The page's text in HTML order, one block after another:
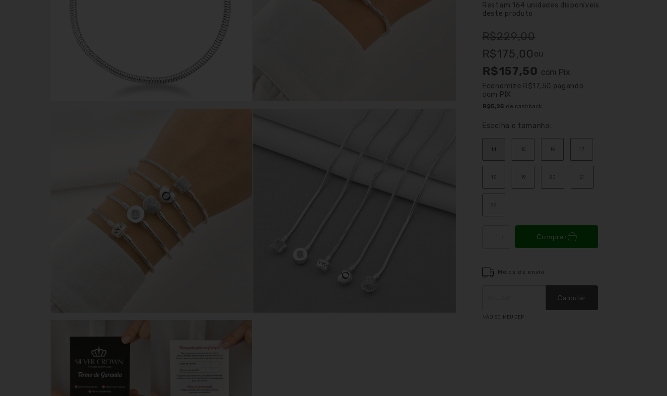
Restam 164 unidades disponíveis
deste produto
R$229,00
R$175,00 ou
R$157,50 com Pix
Economize R$17,50 pagando
com PIX
R$5,25 de cashback
Escolha o tamanho:
14 15 16 17
18 19 20 21
22
Comprar
Meios de envio
ALTERAR CEP
Calcular
NÃO SEI MEU CEP